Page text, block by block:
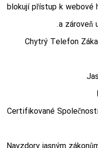
blokují přístup k webové
a zároveň
Chytrý Telefon
Certifikované